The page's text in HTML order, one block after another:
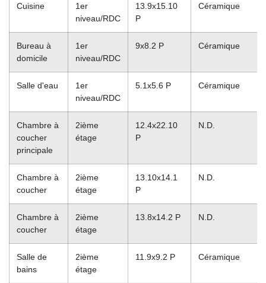
Cuisine
1er
niveau/RDC
13.9x15.10
P
Céramique
Bureau à
domicile
1er
niveau/RDC
9x8.2 P Céramique
Salle d'eau
1er
niveau/RDC
5.1x5.6 P Céramique
Chambre à
coucher
principale
2ième
étage
12.4x22.10
P
N.D.
Chambre à
coucher
2ième
étage
13.10x14.1
P
N.D.
Chambre à
coucher
2ième
étage
13.8x14.2 P N.D.
Salle de
bains
2ième
étage
11.9x9.2 P Céramique